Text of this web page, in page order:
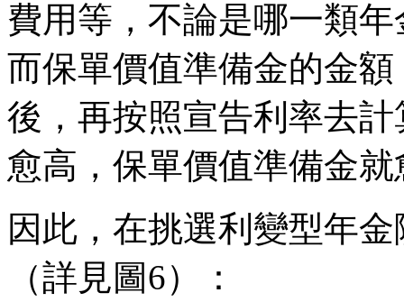
費用等，不論是哪一類
而保單價值準備金的金
後，再按照宣告利率去
愈高，保單價值準備金就
因此，在挑選利變型年
（詳見圖6）：